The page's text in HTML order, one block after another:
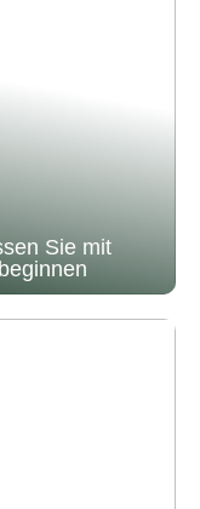
Sie mit